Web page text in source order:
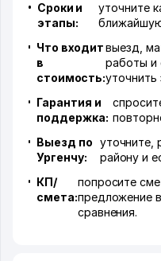
Сроки и
этапы:
уточните
Что входит
в
стоимость:
выезд,
работы и
уточнить
Гарантия и
поддержка:
Выезд по
Ургенчу:
уточните,
району и
КП/
смета:
попросите
предложение
сравнения.